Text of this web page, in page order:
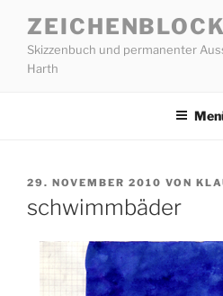
Inhalt
springen
ZEICHENBLOCK
Skizzenbuch und permanenter
Harth
VERÖFFENTLICHT
29. NOVEMBER 2010 VON
schwimmbäder